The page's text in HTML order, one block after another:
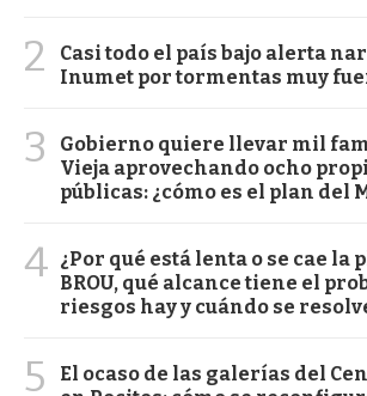
2
Casi todo el país bajo alerta
Inumet por tormentas muy
3
Gobierno quiere llevar mil
Vieja aprovechando ocho
públicas: ¿cómo es el plan del
4 ¿Por qué está lenta o se cae la
BROU, qué alcance tiene el
riesgos hay y cuándo se
5
El ocaso de las galerías del